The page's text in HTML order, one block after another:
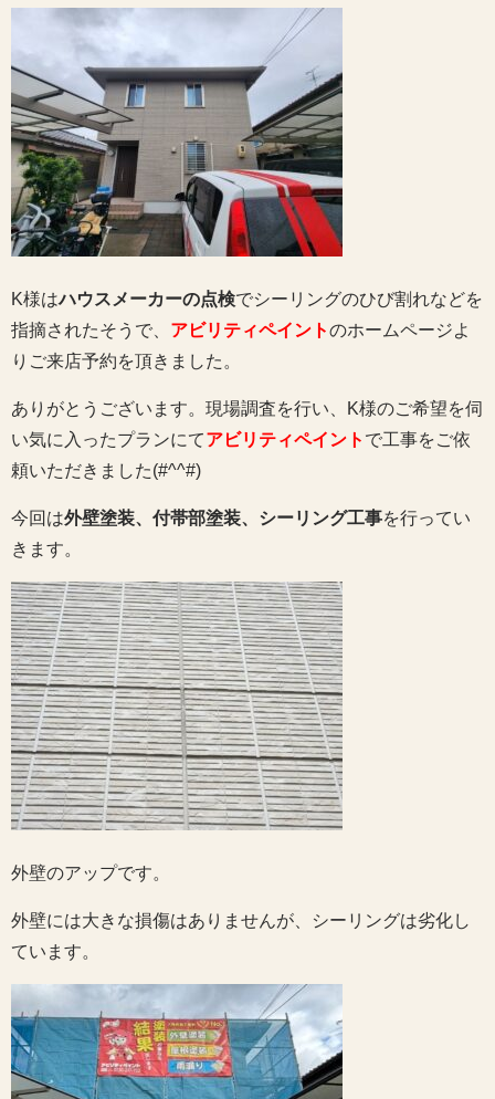
K様はハウスメーカーの点検でシーリングのひび割れなどを
指摘されたそうで、 アビリティペイントのホームページよ
りご来店予約を頂きました。
ありがとうございます。現場調査を行い、K様のご希望を伺
い気に入ったプランにてアビリティペイント で工事をご依
頼いただきました(#^^#)
今回は外壁塗装、付帯部塗装、シーリング工事を行ってい
きます。
外壁のアップです。
外壁には大きな損傷はありませんが、シーリングは劣化し
ています。